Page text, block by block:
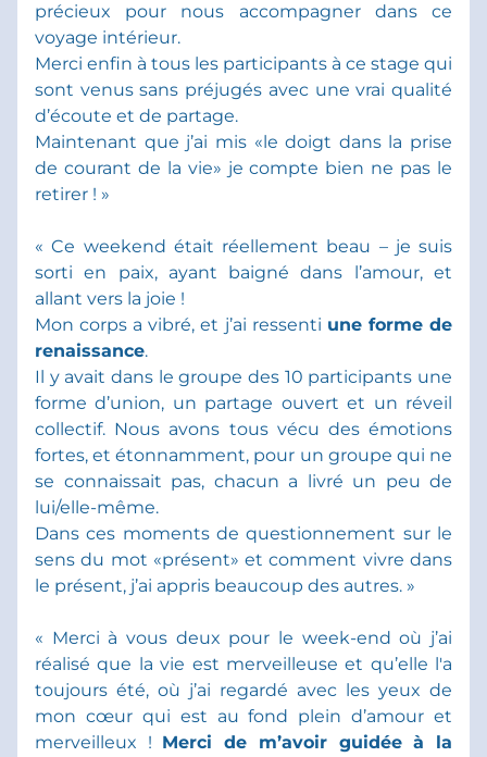
précieux pour nous accompagner dans ce
voyage intérieur.
Merci enfin à tous les participants à ce stage qui
sont venus sans préjugés avec une vrai qualité
d’écoute et de partage.
Maintenant que j’ai mis «le doigt dans la prise
de courant de la vie» je compte bien ne pas le
retirer ! »
« Ce weekend était réellement beau – je suis
sorti en paix, ayant baigné dans l’amour, et
allant vers la joie !
Mon corps a vibré, et j’ai ressenti une forme de
renaissance.
Il y avait dans le groupe des 10 participants une
forme d’union, un partage ouvert et un réveil
collectif. Nous avons tous vécu des émotions
fortes, et étonnamment, pour un groupe qui ne
se connaissait pas, chacun a livré un peu de
lui/elle-même.
Dans ces moments de questionnement sur le
sens du mot «présent» et comment vivre dans
le présent, j’ai appris beaucoup des autres. »
« Merci à vous deux pour le week-end où j’ai
réalisé que la vie est merveilleuse et qu’elle l'a
toujours été, où j’ai regardé avec les yeux de
mon cœur qui est au fond plein d’amour et
merveilleux ! Merci de m’avoir guidée à la